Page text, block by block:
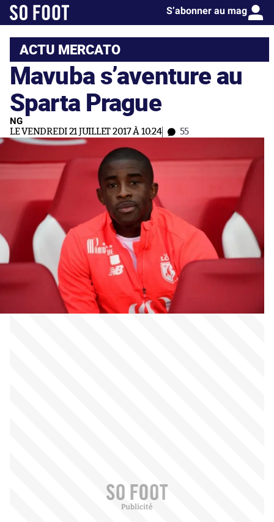
S’abonner au mag
ACTU MERCATO
Mavuba s’aventure au
Sparta Prague
NG
LE VENDREDI 21 JUILLET 2017 À 10:24 55